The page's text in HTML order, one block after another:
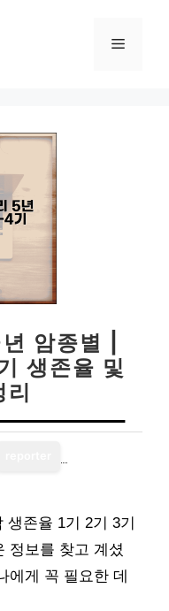
메
암종별 |
생존율 및
생존율 1기 2기 3기
정보를 찾고 계셨
에게 꼭 필요한 데